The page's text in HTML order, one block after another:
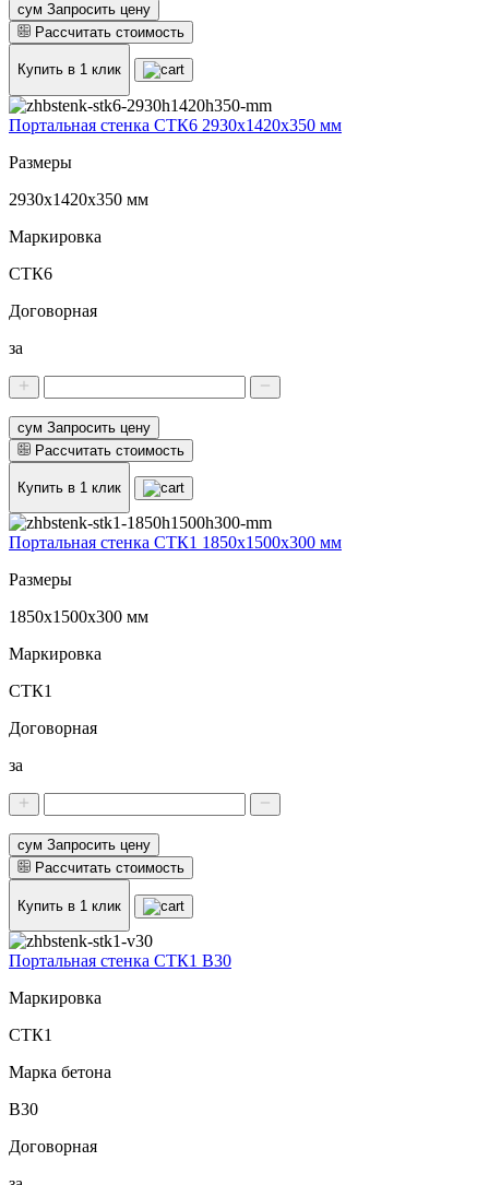
сум Запросить цену
Рассчитать стоимость
Купить в 1 клик
Портальная стенка СТК6 2930х1420х350 мм
Размеры
2930х1420х350 мм
Маркировка
СТК6
Договорная
за
сум Запросить цену
Рассчитать стоимость
Купить в 1 клик
Портальная стенка СТК1 1850х1500х300 мм
Размеры
1850х1500х300 мм
Маркировка
СТК1
Договорная
за
сум Запросить цену
Рассчитать стоимость
Купить в 1 клик
Портальная стенка СТК1 В30
Маркировка
СТК1
Марка бетона
В30
Договорная